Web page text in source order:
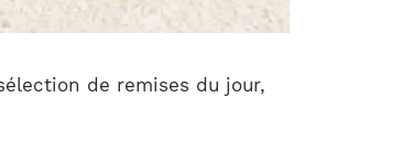
de remises du jour,